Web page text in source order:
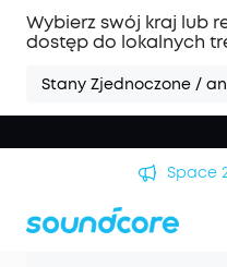
Wybierz swój kraj lub
dostęp do lokalnych
Stany Zjednoczone /
Space